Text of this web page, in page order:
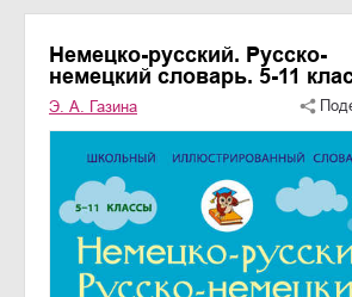
Немецко-русский. Русско-
немецкий словарь. 5-11
Э. А. Газина